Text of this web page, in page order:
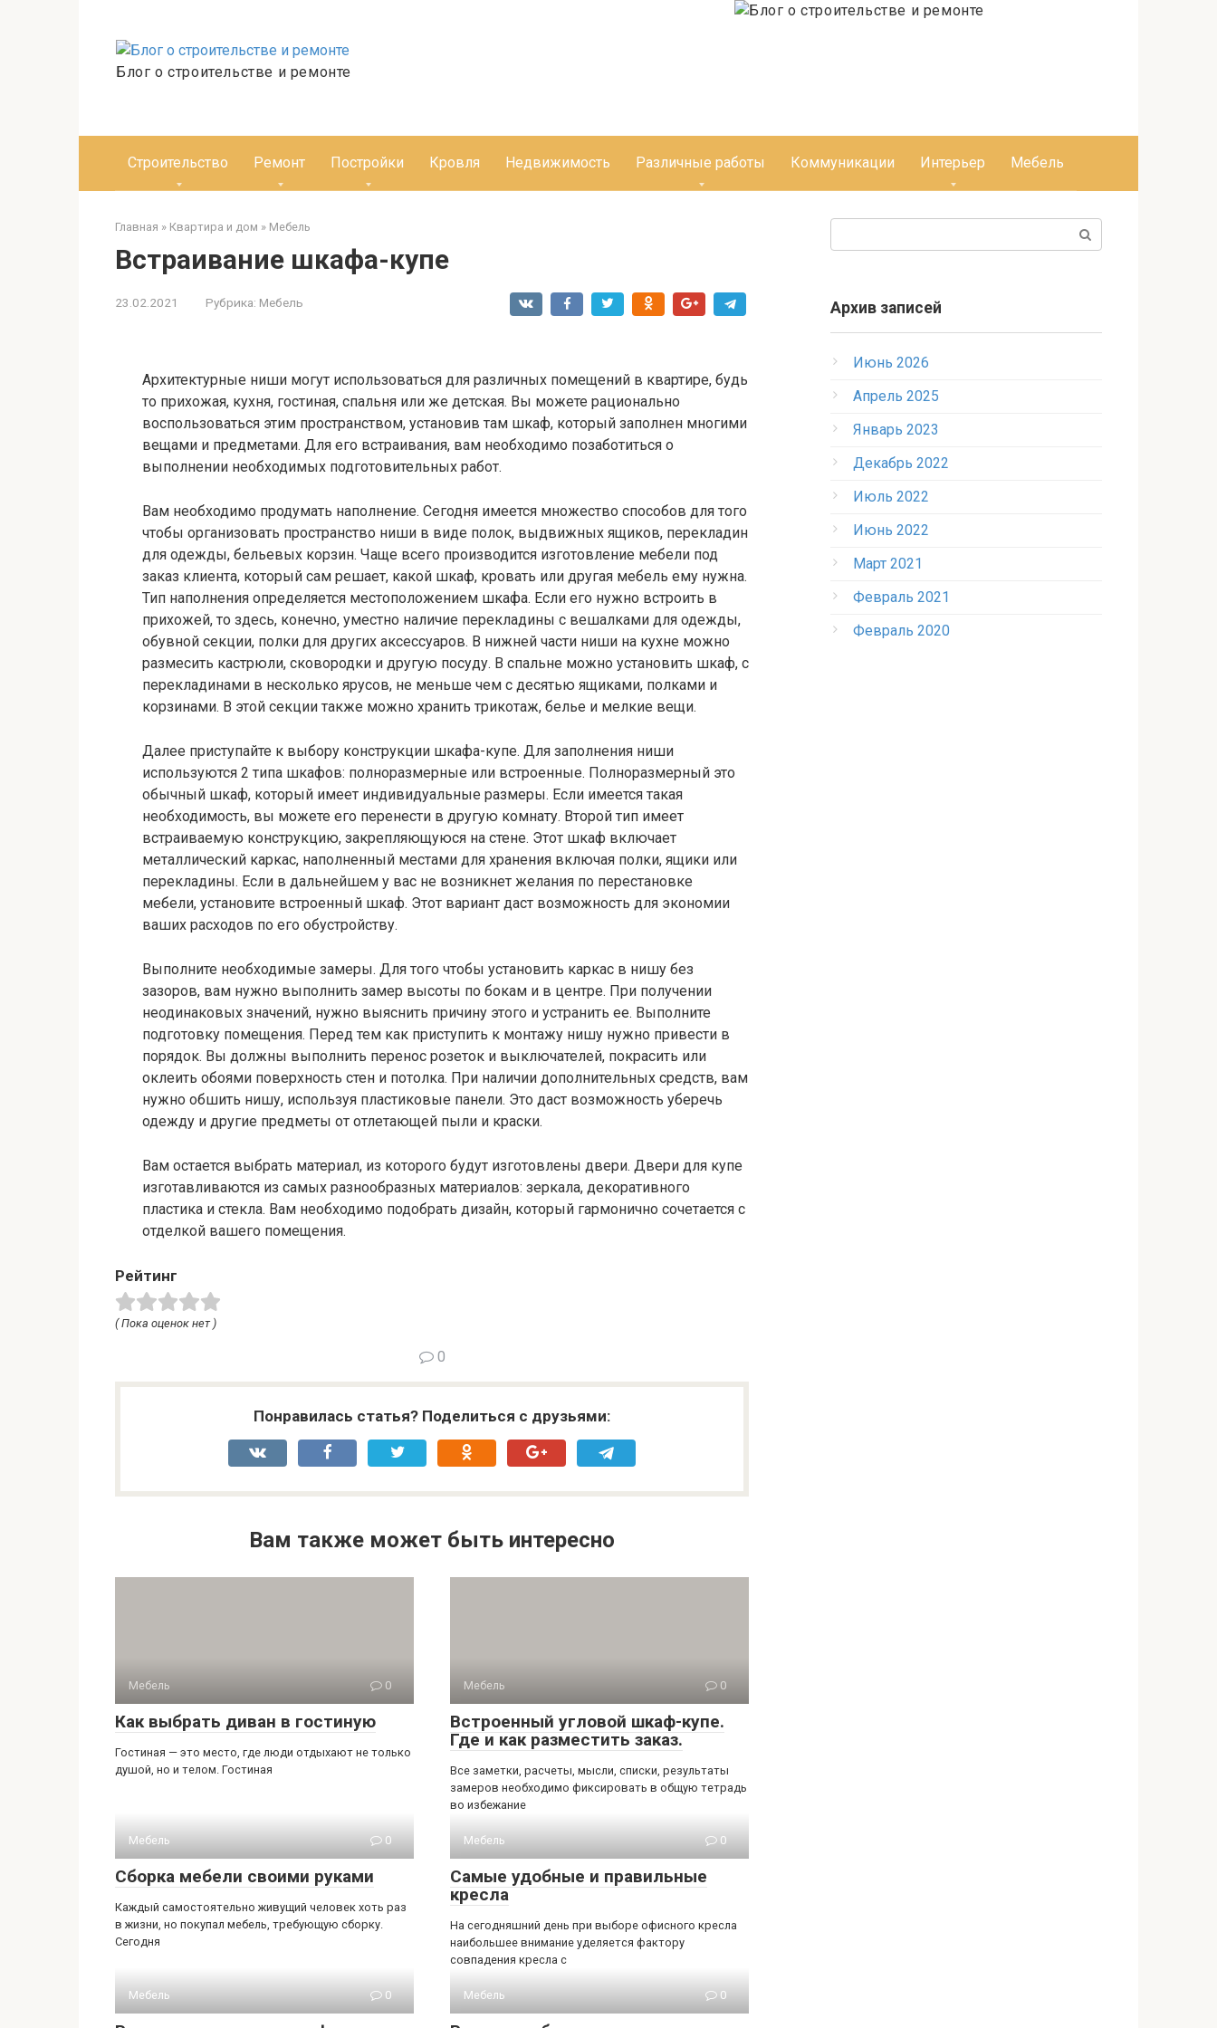
Блог о строительстве и ремонте
Строительство Ремонт Постройки Кровля Недвижимость Различные работы Коммуникации Интерьер Мебель
Главная » Квартира и дом » Мебель
Встраивание шкафа-купе
23.02.2021 Рубрика: Мебель
Архитектурные ниши могут использоваться для различных помещений в квартире, будь
то прихожая, кухня, гостиная, спальня или же детская. Вы можете рационально
воспользоваться этим пространством, установив там шкаф, который заполнен многими
вещами и предметами. Для его встраивания, вам необходимо позаботиться о
выполнении необходимых подготовительных работ.
Вам необходимо продумать наполнение. Сегодня имеется множество способов для того
чтобы организовать пространство ниши в виде полок, выдвижных ящиков, перекладин
для одежды, бельевых корзин. Чаще всего производится изготовление мебели под
заказ клиента, который сам решает, какой шкаф, кровать или другая мебель ему нужна.
Тип наполнения определяется местоположением шкафа. Если его нужно встроить в
прихожей, то здесь, конечно, уместно наличие перекладины с вешалками для одежды,
обувной секции, полки для других аксессуаров. В нижней части ниши на кухне можно
размесить кастрюли, сковородки и другую посуду. В спальне можно установить шкаф, с
перекладинами в несколько ярусов, не меньше чем с десятью ящиками, полками и
корзинами. В этой секции также можно хранить трикотаж, белье и мелкие вещи.
Далее приступайте к выбору конструкции шкафа-купе. Для заполнения ниши
используются 2 типа шкафов: полноразмерные или встроенные. Полноразмерный это
обычный шкаф, который имеет индивидуальные размеры. Если имеется такая
необходимость, вы можете его перенести в другую комнату. Второй тип имеет
встраиваемую конструкцию, закрепляющуюся на стене. Этот шкаф включает
металлический каркас, наполненный местами для хранения включая полки, ящики или
перекладины. Если в дальнейшем у вас не возникнет желания по перестановке
мебели, установите встроенный шкаф. Этот вариант даст возможность для экономии
ваших расходов по его обустройству.
Выполните необходимые замеры. Для того чтобы установить каркас в нишу без
зазоров, вам нужно выполнить замер высоты по бокам и в центре. При получении
неодинаковых значений, нужно выяснить причину этого и устранить ее. Выполните
подготовку помещения. Перед тем как приступить к монтажу нишу нужно привести в
порядок. Вы должны выполнить перенос розеток и выключателей, покрасить или
оклеить обоями поверхность стен и потолка. При наличии дополнительных средств, вам
нужно обшить нишу, используя пластиковые панели. Это даст возможность уберечь
одежду и другие предметы от отлетающей пыли и краски.
Вам остается выбрать материал, из которого будут изготовлены двери. Двери для купе
изготавливаются из самых разнообразных материалов: зеркала, декоративного
пластика и стекла. Вам необходимо подобрать дизайн, который гармонично сочетается с
отделкой вашего помещения.
Рейтинг
( Пока оценок нет )
0
Понравилась статья? Поделиться с друзьями:
Вам также может быть интересно
Мебель 0
Как выбрать диван в гостиную
Гостиная — это место, где люди отдыхают не только
душой, но и телом. Гостиная
Мебель 0
Встроенный угловой шкаф-купе.
Где и как разместить заказ.
Все заметки, расчеты, мысли, списки, результаты
замеров необходимо фиксировать в общую тетрадь
во избежание
Мебель 0
Сборка мебели своими руками
Каждый самостоятельно живущий человек хоть раз
в жизни, но покупал мебель, требующую сборку.
Сегодня
Мебель 0
Самые удобные и правильные
кресла
На сегодняшний день при выборе офисного кресла
наибольшее внимание уделяется фактору
совпадения кресла с
Мебель 0 Мебель 0
Архив записей
Июнь 2026
Апрель 2025
Январь 2023
Декабрь 2022
Июль 2022
Июнь 2022
Март 2021
Февраль 2021
Февраль 2020